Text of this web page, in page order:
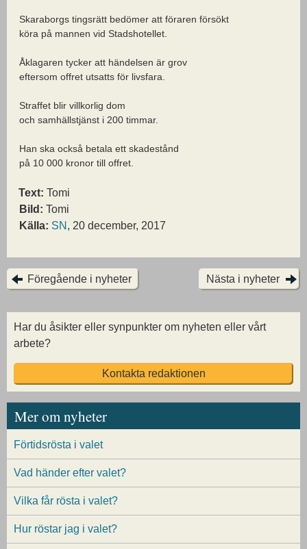
Skaraborgs tingsrätt bedömer att föraren försökt
köra på mannen vid Stadshotellet.
Åklagaren tycker att händelsen är grov
eftersom offret utsatts för livsfara.
Straffet blir villkorlig dom
och samhällstjänst i 200 timmar.
Han ska också betala ett skadestånd
på 10 000 kronor till offret.
Text: Tomi
Bild: Tomi
Källa: SN , 20 december, 2017
Föregående i nyheter Nästa i nyheter
Har du åsikter eller synpunkter om nyheten eller vårt
arbete?
Kontakta redaktionen
Mer om nyheter
Förtidsrösta i valet
Vad händer efter valet?
Vilka får rösta i valet?
Hur röstar jag i valet?